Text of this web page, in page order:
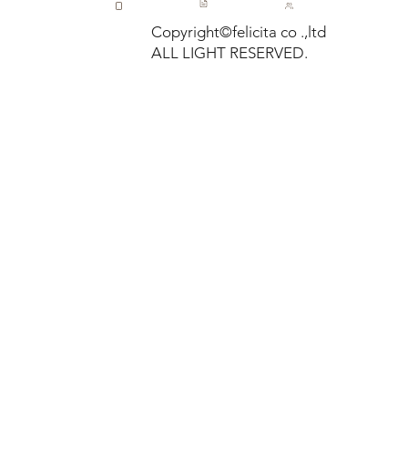
Copyright©felicita co .,ltd
ALL LIGHT RESERVED.